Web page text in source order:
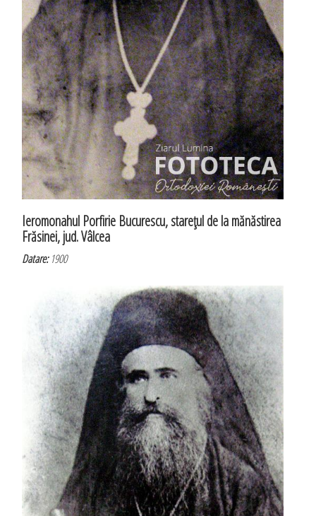
Ieromonahul Porfirie Bucurescu, stareţul de la mănăstirea
Frăsinei, jud. Vâlcea
Datare:1900